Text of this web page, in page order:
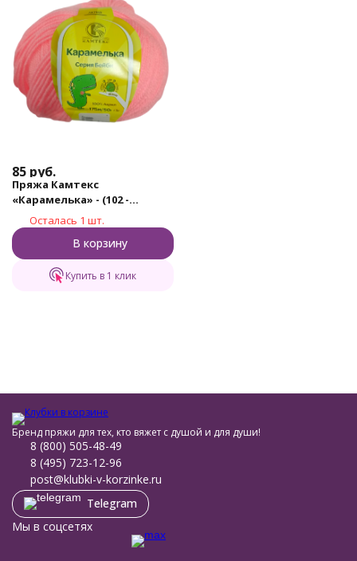
85 руб.
Пряжа Камтекс
«Карамелька» - (102 -
амалия)
Осталась 1 шт.
В корзину
Купить в 1 клик
Бренд пряжи для тех, кто вяжет с душой и для души!
8 (800) 505-48-49
8 (495) 723-12-96
post@klubki-v-korzinke.ru
Telegram
Мы в соцсетях